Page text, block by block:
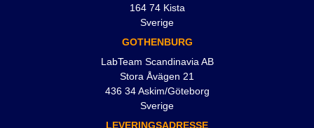
164 74 Kista
Sverige
GOTHENBURG
LabTeam Scandinavia AB
Stora Åvägen 21
436 34 Askim/Göteborg
Sverige
LEVERINGSADRESSE